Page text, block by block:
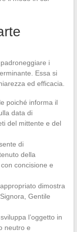
i
Essa si
ed efficacia.
poiché informa il
data di
del mittente e del
di
della
concisione e
dimostra
Gentile
l’oggetto in
neutro e